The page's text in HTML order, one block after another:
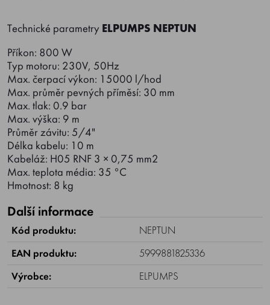
Technické parametry ELPUMPS NEPTUN
Příkon: 800 W
Typ motoru: 230V, 50Hz
Max. čerpací výkon: 15000 l/hod
Max. průměr pevných příměsí: 30 mm
Max. tlak: 0.9 bar
Max. výška: 9 m
Průměr závitu: 5/4"
Délka kabelu: 10 m
Kabeláž: H05 RNF 3 × 0,75 mm2
Max. teplota média: 35 °C
Hmotnost: 8 kg
Další informace
Kód produktu:
NEPTUN
EAN produktu:
5999881825336
Výrobce:
ELPUMPS